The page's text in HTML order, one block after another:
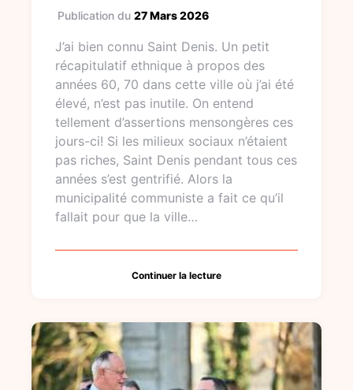
Publication du 27 Mars 2026
J’ai bien connu Saint Denis. Un petit
récapitulatif ethnique à propos des
années 60, 70 dans cette ville où j’ai été
élevé, n’est pas inutile. On entend
tellement d’assertions mensongères ces
jours-ci! Si les milieux sociaux n’étaient
pas riches, Saint Denis pendant tous ces
années s’est gentrifié. Alors la
municipalité communiste a fait ce qu’il
fallait pour que la ville…
Continuer la lecture